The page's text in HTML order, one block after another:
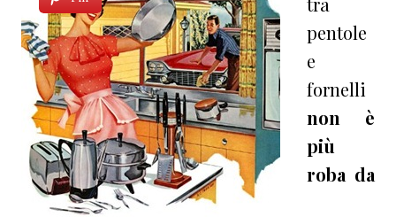
pentole
e
fornelli
non è
più
roba da